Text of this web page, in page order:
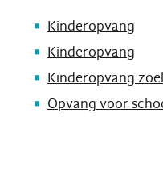
Kinderopvang
Kinderopvang
Kinderopvang
Opvang voor